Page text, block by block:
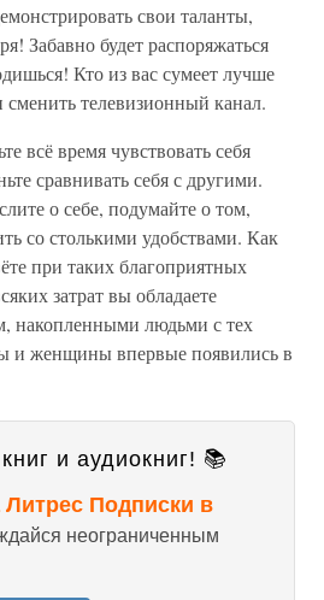
свои таланты,
Забавно будет распоряжаться
Кто из вас сумеет лучше
сменить телевизионный канал.
всё время чувствовать себя
сравнивать себя с другими.
о себе, подумайте о том,
со столькими удобствами. Как
при таких благоприятных
затрат вы обладаете
накопленными людьми с тех
и женщины впервые появились в
и аудиокниг! 📚
Литрес Подписки в
неограниченным